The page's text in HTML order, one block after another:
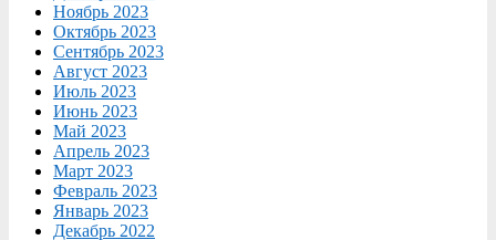
Ноябрь 2023
Октябрь 2023
Сентябрь 2023
Август 2023
Июль 2023
Июнь 2023
Май 2023
Апрель 2023
Март 2023
Февраль 2023
Январь 2023
Декабрь 2022